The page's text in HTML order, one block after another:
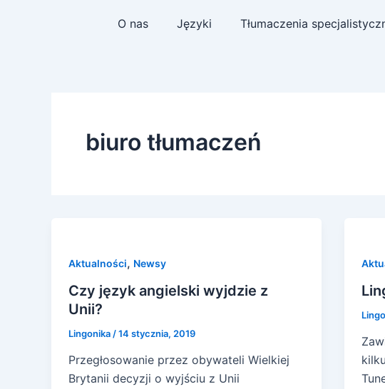
O nas Języki Tłumaczenia
biuro tłumaczeń
Aktualności, Newsy
Czy język angielski wyjdzie z
Unii?
Lingonika /14 stycznia, 2019
Przegłosowanie przez obywateli Wielkiej
Brytanii decyzji o wyjściu z Unii